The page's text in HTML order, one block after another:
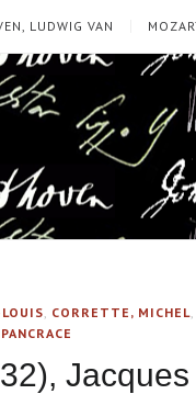
LUDWIG VAN
, CORRETTE, MICHEL,